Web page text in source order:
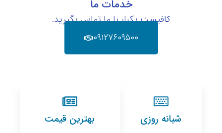
خدمات ما
کافیست یکبار با ما تماس بگیرید.
۰۹۱۲۷۶۰۹۵۰۰
شبانه روزی بهترین قیمت